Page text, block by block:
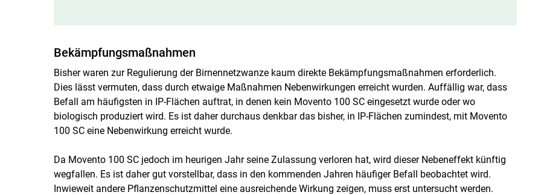
Bekämpfungsmaßnahmen
Bisher waren zur Regulierung der Birnennetzwanze kaum direkte Bekämpfungsmaßnahmen erforderlich.
Dies lässt vermuten, dass durch etwaige Maßnahmen Nebenwirkungen erreicht wurden. Auffällig war, dass
Befall am häufigsten in IP-Flächen auftrat, in denen kein Movento 100 SC eingesetzt wurde oder wo
biologisch produziert wird. Es ist daher durchaus denkbar das bisher, in IP-Flächen zumindest, mit Movento
100 SC eine Nebenwirkung erreicht wurde.
Da Movento 100 SC jedoch im heurigen Jahr seine Zulassung verloren hat, wird dieser Nebeneffekt künftig
wegfallen. Es ist daher gut vorstellbar, dass in den kommenden Jahren häufiger Befall beobachtet wird.
Inwieweit andere Pflanzenschutzmittel eine ausreichende Wirkung zeigen, muss erst untersucht werden.